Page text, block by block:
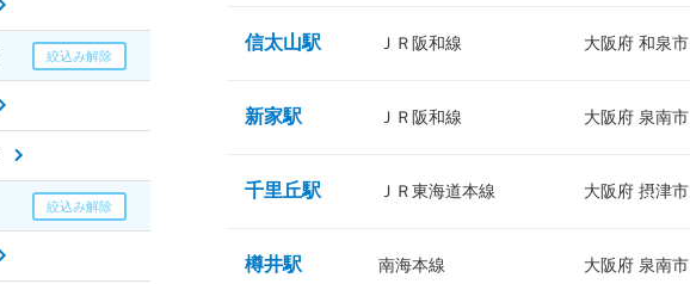
信太山駅 ＪＲ阪和線 大阪府 和泉市
新家駅 ＪＲ阪和線 大阪府 泉南市
千里丘駅 ＪＲ東海道本線 大阪府 摂津市
樽井駅 南海本線 大阪府 泉南市